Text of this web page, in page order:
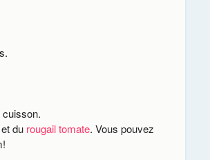
du rougail tomate. Vous pouvez